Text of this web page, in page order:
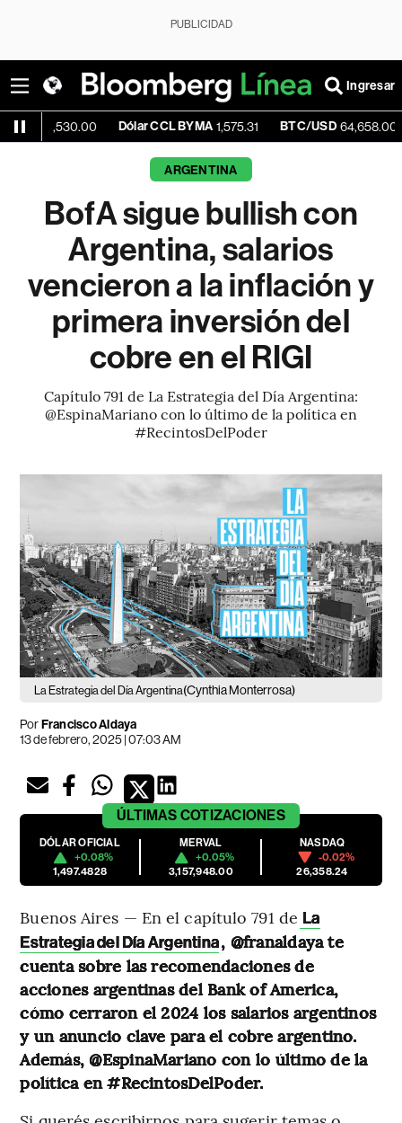
PUBLICIDAD
Ingresar
Dólar CCL BYMA 1,575.31 BTC/USD 64,658.00 -
ARGENTINA
BofA sigue bullish con
Argentina, salarios
vencieron a la inflación y
primera inversión del
cobre en el RIGI
Capítulo 791 de La Estrategia del Día Argentina:
@EspinaMariano con lo último de la política en
#RecintosDelPoder
La Estrategia del Día Argentina(Cynthia Monterrosa)
PorFrancisco Aldaya
13 de febrero, 2025 | 07:03 AM
ÚLTIMAS COTIZACIONES
DÓLAR OFICIAL
+0.08%
1,497.4828
MERVAL
+0.05%
3,157,948.00
NASDAQ
-0.02%
26,358.24
Buenos Aires — En el capítulo 791 de La
Estrategia del Día Argentina, @franaldaya te
cuenta sobre las recomendaciones de
acciones argentinas del Bank of America,
cómo cerraron el 2024 los salarios argentinos
y un anuncio clave para el cobre argentino.
Además, @EspinaMariano con lo último de la
política en #RecintosDelPoder.